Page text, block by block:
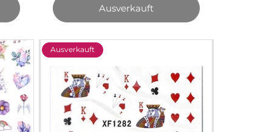
Ausverkauft
Ausverkauft